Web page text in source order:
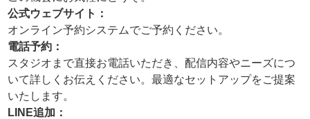
公式ウェブサイト：
オンライン予約システムでご予約ください。
電話予約：
スタジオまで直接お電話いただき、配信内容やニーズにつ
いて詳しくお伝えください。最適なセットアップをご提案
いたします。
LINE追加：